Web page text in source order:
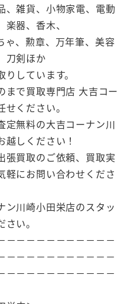
、雑貨、小物家電、電動
器、香木、
ゃ、勲章、万年筆、美容
刀剣ほか
しています。
まで買取専門店 大吉コー
ください。
定無料の大吉コーナン川
しください！
張買取のご依頼、買取実
軽にお問い合わせくださ
ン川崎小田栄店のスタッ
い。
－－－－－－－－－－－
－－－－－－－－－－－
－－－－－－－－－－－